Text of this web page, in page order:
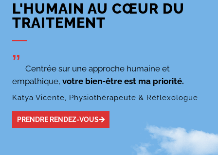
L'HUMAIN AU CŒUR DU
TRAITEMENT
” Centrée sur une approche humaine et
empathique, votre bien-être est ma priorité.
Katya Vicente, Physiothérapeute & Réflexologue
PRENDRE RENDEZ-VOUS